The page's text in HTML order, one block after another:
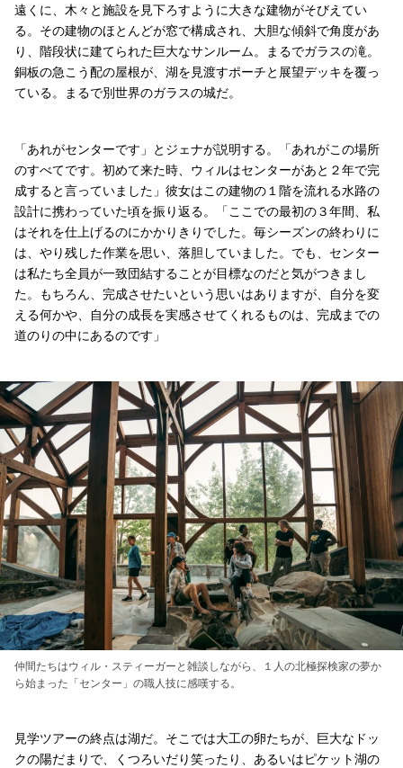
遠くに、木々と施設を見下ろすように大きな建物がそびえてい
る。その建物のほとんどが窓で構成され、大胆な傾斜で角度があ
り、階段状に建てられた巨大なサンルーム。まるでガラスの滝。
銅板の急こう配の屋根が、湖を見渡すポーチと展望デッキを覆っ
ている。まるで別世界のガラスの城だ。
「あれがセンターです」とジェナが説明する。「あれがこの場所
のすべてです。初めて来た時、ウィルはセンターがあと２年で完
成すると言っていました」彼女はこの建物の１階を流れる水路の
設計に携わっていた頃を振り返る。「ここでの最初の３年間、私
はそれを仕上げるのにかかりきりでした。毎シーズンの終わりに
は、やり残した作業を思い、落胆していました。でも、センター
は私たち全員が一致団結することが目標なのだと気がつきまし
た。もちろん、完成させたいという思いはありますが、自分を変
える何かや、自分の成長を実感させてくれるものは、完成までの
道のりの中にあるのです」
仲間たちはウィル・スティーガーと雑談しながら、１人の北極探検家の夢か
ら始まった「センター」の職人技に感嘆する。
見学ツアーの終点は湖だ。そこでは大工の卵たちが、巨大なドッ
クの陽だまりで、くつろいだり笑ったり、あるいはピケット湖の